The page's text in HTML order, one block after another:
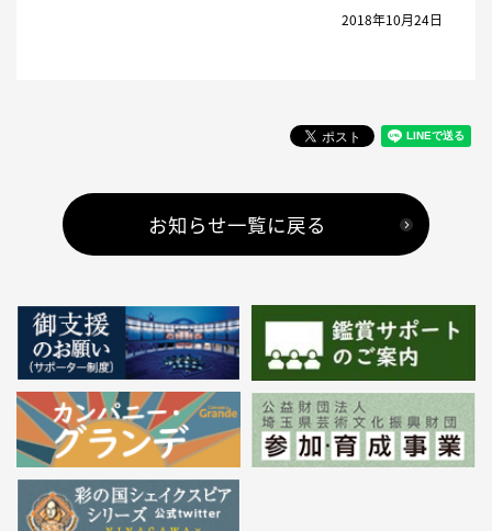
2018年10月24日
お知らせ一覧に戻る